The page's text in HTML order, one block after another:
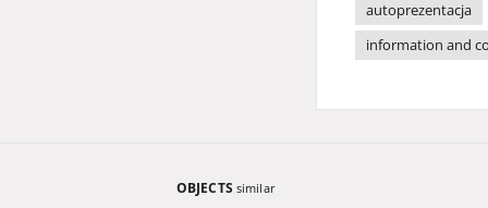
autoprezentacja
information and
OBJECTS similar